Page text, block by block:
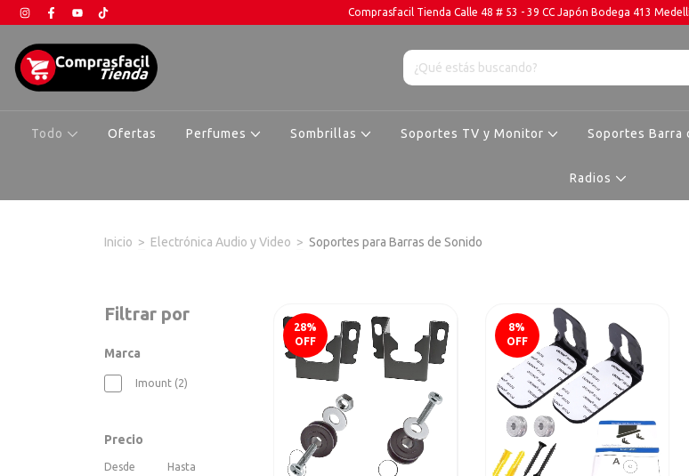
Comprasfacil Tienda Calle 48 # 53 - 39 CC Japón Bodega 413
Todo Ofertas Perfumes Sombrillas Soportes TV y Monitor Soportes Barra
Radios
Inicio > Electrónica Audio y Video > Soportes para Barras de Sonido
Filtrar por
Marca
Imount (2)
Precio
Desde Hasta
28%
OFF
8%
OFF